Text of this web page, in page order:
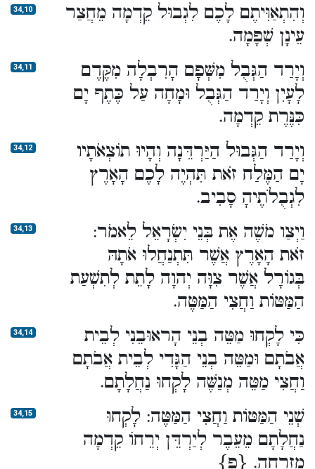
34,10
וְהִתְאַוִּיתֶם לָכֶם לִגְבוּל קֵדְמָה מֵחֲצַר
עֵינָן שְׁפָמָה.
34,11
וְיָרַד הַגְּבֻל מִשְּׁפָם הָרִבְלָה מִקֶּדֶם
לָעָיִן וְיָרַד הַגְּבֻל וּמָחָה עַל כֶּתֶף יָם
כִּנֶּרֶת קֵדְמָה.
34,12
וְיָרַד הַגְּבוּל הַיַּרְדֵּנָה וְהָיוּ תוֹצְאֹתָיו
יָם הַמֶּלַח זֹאת תִּהְיֶה לָכֶם הָאָרֶץ
לִגְבֻלֹתֶיהָ סָבִיב.
34,13
וַיְצַו מֹשֶׁה אֶת בְּנֵי יִשְׂרָאֵל לֵאמֹר:
זֹאת הָאָרֶץ אֲשֶׁר תִּתְנַחֲלוּ אֹתָהּ
בְּגוֹרָל אֲשֶׁר צִוָּה יְהוָה לָתֵת לְתִשְׁעַת
הַמַּטּוֹת וַחֲצִי הַמַּטֶּה.
34,14
כִּי לָקְחוּ מַטֵּה בְנֵי הָראוּבֵנִי לְבֵית
אֲבֹתָם וּמַטֵּה בְנֵי הַגָּדִי לְבֵית אֲבֹתָם
וַחֲצִי מַטֵּה מְנַשֶּׁה לָקְחוּ נַחֲלָתָם.
34,15
שְׁנֵי הַמַּטּוֹת וַחֲצִי הַמַּטֶּה: לָקְחוּ
נַחֲלָתָם מֵעֵבֶר לְיַרְדֵּן יְרֵחוֹ קֵדְמָה
מִזְרָחָה. {פ}